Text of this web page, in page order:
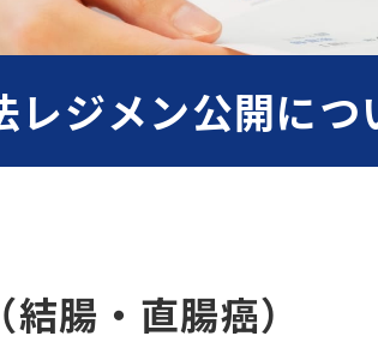
レジメン公開につ
腸・直腸癌）